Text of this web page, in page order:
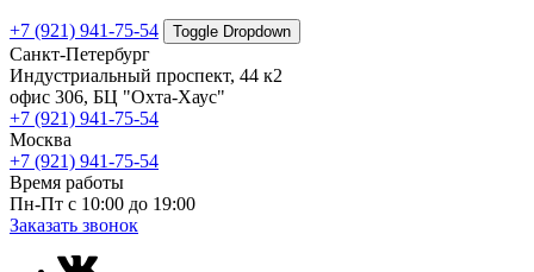
+7 (921) 941-75-54 Toggle Dropdown
Санкт-Петербург
Индустриальный проспект, 44 к2
офис 306, БЦ "Охта-Хаус"
+7 (921) 941-75-54
Москва
+7 (921) 941-75-54
Время работы
Пн-Пт с 10:00 до 19:00
Заказать звонок